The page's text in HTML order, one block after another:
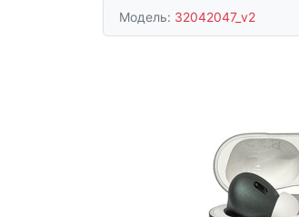
Модель: 32042047_v2